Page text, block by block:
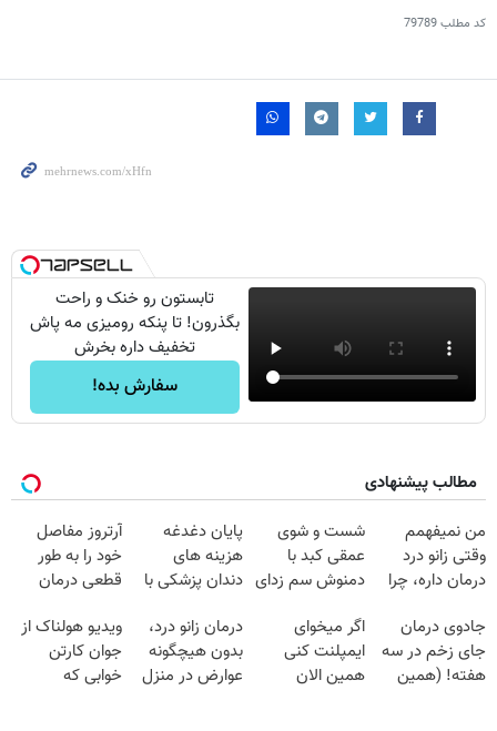
کد مطلب79789
تابستون رو خنک و راحت
بگذرون! تا پنکه رومیزی مه پاش
تخفیف داره بخرش
سفارش بده!
مطالب پیشنهادی
من نمیفهمم
وقتی زانو درد
درمان داره، چرا
تحمل میکنی؟❗
شست و شوی
عمقی کبد با
دمنوش سم زدای
پایان دغدغه
هزینه های
دندان پزشکی با
خانگی
آرتروز مفاصل
خود را به طور
قطعی درمان
◗پرسش‌نامه◖
جادوی درمان
جای زخم در سه
هفته! (همین
اگر میخوای
ایمپلنت کنی
همین الان
درمان زانو درد،
بدون هیچگونه
عوارض در منزل
ویدیو هولناک از
جوان کارتن
خوابی که